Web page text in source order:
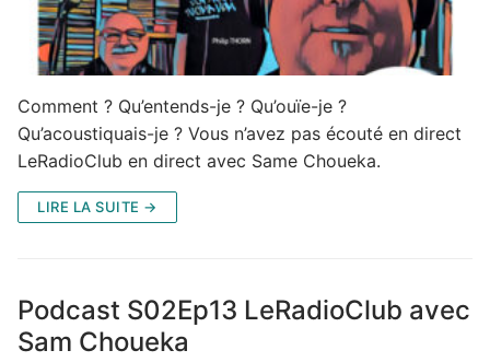
Comment ? Qu’entends-je ? Qu’ouïe-je ?
Qu’acoustiquais-je ? Vous n’avez pas écouté en direct
LeRadioClub en direct avec Same Choueka.
LIRE LA SUITE →
Podcast S02Ep13 LeRadioClub avec
Sam Choueka